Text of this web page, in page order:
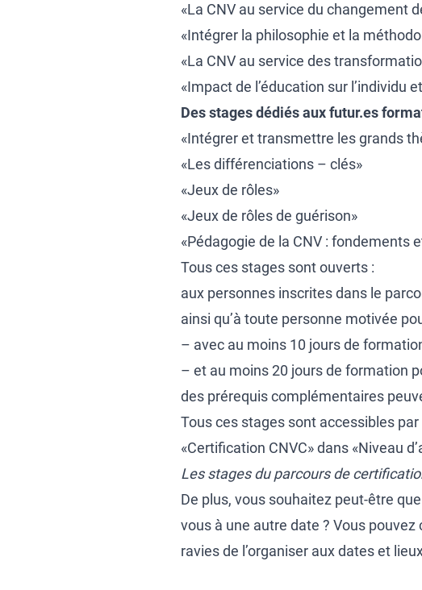
«La CNV au service du changement
«Intégrer la philosophie et la
«La CNV au service des
«Impact de l’éducation sur l’individu
Des stages dédiés aux futur.es
«Intégrer et transmettre les grands
«Les différenciations – clés»
«Jeux de rôles»
«Jeux de rôles de guérison»
«Pédagogie de la CNV : fondements
Tous ces stages sont ouverts :
aux personnes inscrites dans le
ainsi qu’à toute personne motivée
– avec au moins 10 jours de
– et au moins 20 jours de formation
des prérequis complémentaires
Tous ces stages sont accessibles
«Certification CNVC» dans «Niveau
Les stages du parcours de
De plus, vous souhaitez peut-être
vous à une autre date ? Vous
ravies de l’organiser aux dates et